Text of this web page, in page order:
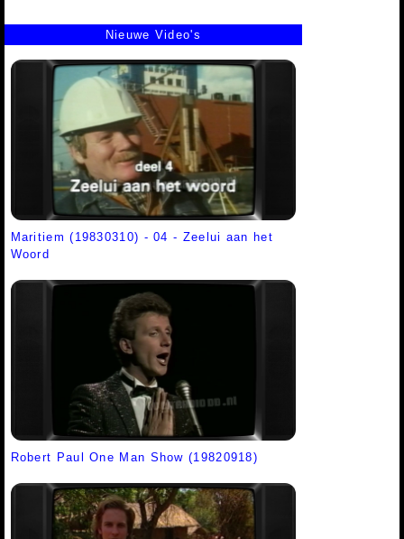
Nieuwe Video's
Maritiem (19830310) - 04 - Zeelui aan het
Woord
Robert Paul One Man Show (19820918)